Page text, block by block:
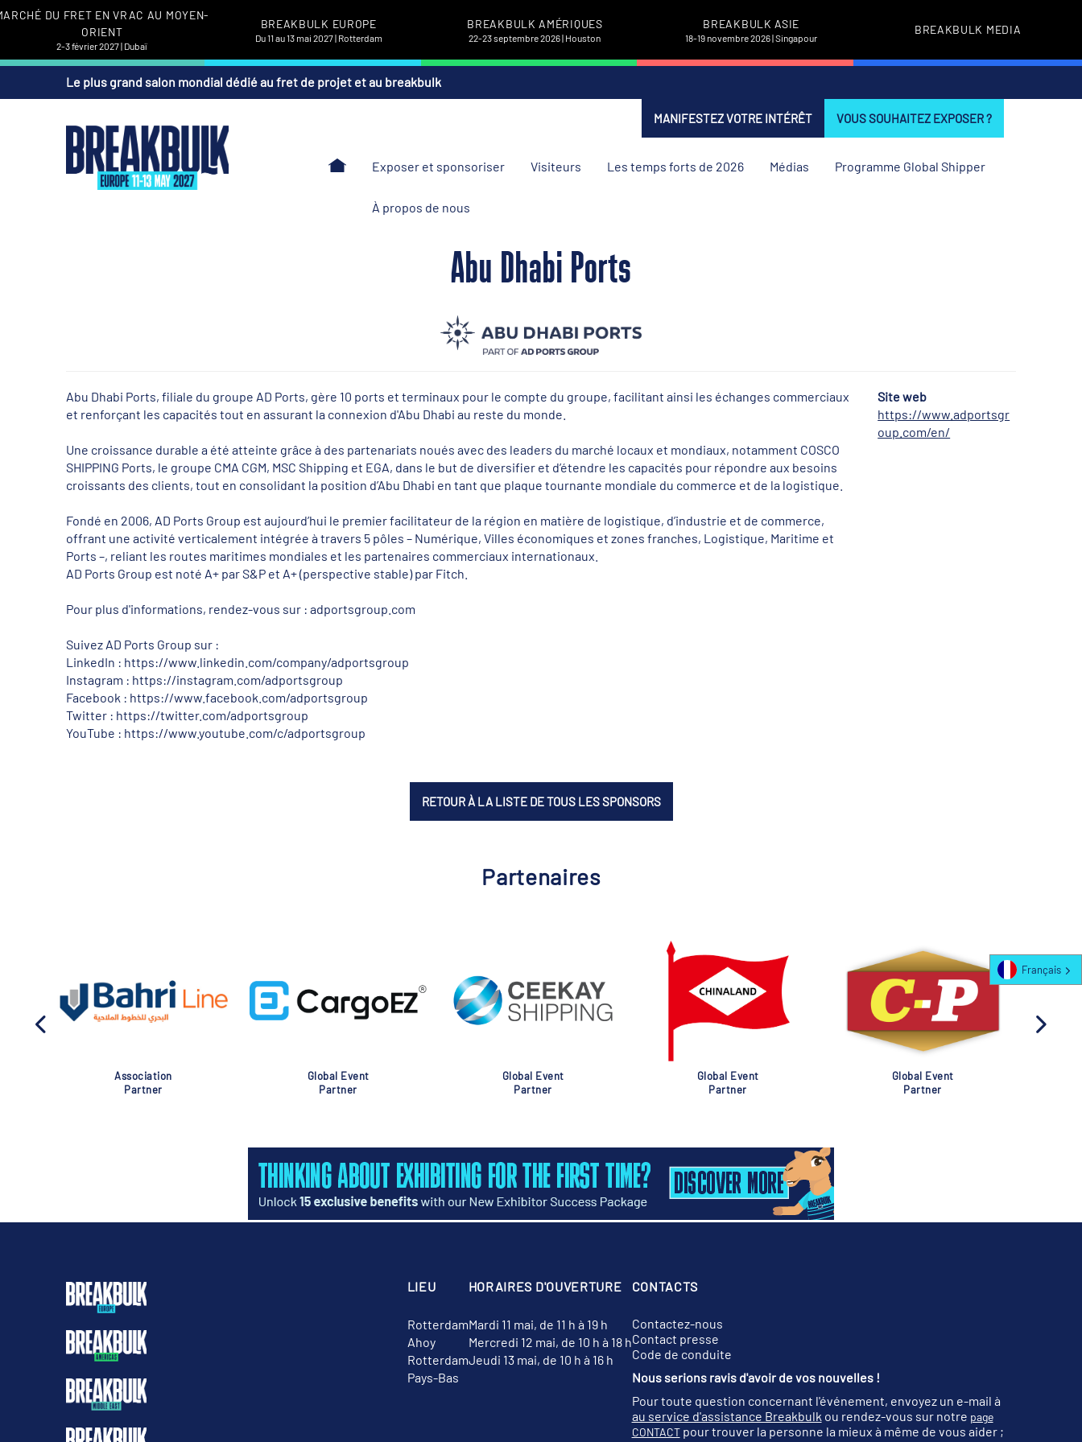
DU FRET EN VRAC AU MOYEN-
ORIENT
2-3 février 2027 | Dubaï
BREAKBULK EUROPE
Du 11 au 13 mai 2027 | Rotterdam
BREAKBULK AMÉRIQUES
22-23 septembre 2026 | Houston
BREAKBULK ASIE
18-19 novembre 2026 | Singapour
BREAKBULK MEDIA
Le plus grand salon mondial dédié au fret de projet et au breakbulk
MANIFESTEZ VOTRE INTÉRÊT VOUS SOUHAITEZ EXPOSER ?
Exposer et sponsoriser Visiteurs Les temps forts de 2026 Médias Programme Global Shipper
À propos de nous
Abu Dhabi Ports
Abu Dhabi Ports, filiale du groupe AD Ports, gère 10 ports et terminaux pour le compte du groupe, facilitant ainsi les échanges commerciaux
et renforçant les capacités tout en assurant la connexion d'Abu Dhabi au reste du monde.
Une croissance durable a été atteinte grâce à des partenariats noués avec des leaders du marché locaux et mondiaux, notamment COSCO
SHIPPING Ports, le groupe CMA CGM, MSC Shipping et EGA, dans le but de diversifier et d’étendre les capacités pour répondre aux besoins
croissants des clients, tout en consolidant la position d’Abu Dhabi en tant que plaque tournante mondiale du commerce et de la logistique.
Fondé en 2006, AD Ports Group est aujourd’hui le premier facilitateur de la région en matière de logistique, d’industrie et de commerce,
offrant une activité verticalement intégrée à travers 5 pôles – Numérique, Villes économiques et zones franches, Logistique, Maritime et
Ports –, reliant les routes maritimes mondiales et les partenaires commerciaux internationaux.
AD Ports Group est noté A+ par S&P et A+ (perspective stable) par Fitch.
Pour plus d'informations, rendez-vous sur : adportsgroup.com
Suivez AD Ports Group sur :
LinkedIn : https://www.linkedin.com/company/adportsgroup
Instagram : https://instagram.com/adportsgroup
Facebook : https://www.facebook.com/adportsgroup
Twitter : https://twitter.com/adportsgroup
YouTube : https://www.youtube.com/c/adportsgroup
Site web
https://www.adportsgr
oup.com/en/
RETOUR À LA LISTE DE TOUS LES SPONSORS
Partenaires
Association
Partner
Global Event
Partner
Global Event
Partner
Global Event
Partner
Global Event
Partner
LIEU
Rotterdam
Ahoy
Rotterdam
Pays-Bas
HORAIRES D'OUVERTURE
Mardi 11 mai, de 11 h à 19 h
Mercredi 12 mai, de 10 h à 18 h
Jeudi 13 mai, de 10 h à 16 h
CONTACTS
Contactez-nous
Contact presse
Code de conduite
Nous serions ravis d'avoir de vos nouvelles !
Pour toute question concernant l'événement, envoyez un e-mail à
au service d'assistance Breakbulk ou rendez-vous sur notre page
CONTACTpour trouver la personne la mieux à même de vous aider ;
Français